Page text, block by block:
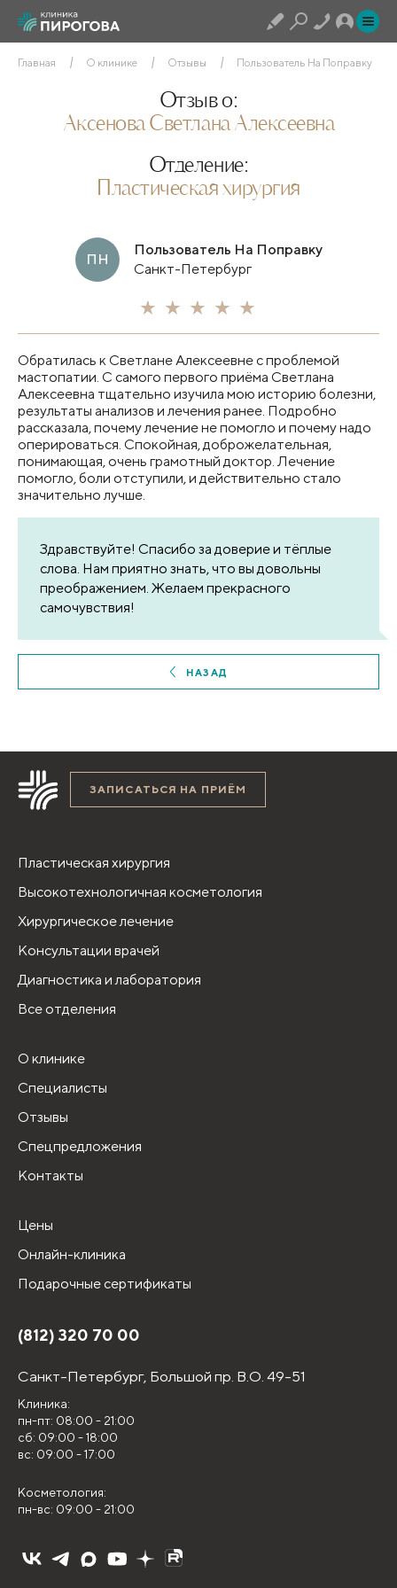
Главная О клинике Отзывы Пользователь На Поправку
Отзыв о:
Аксенова Светлана Алексеевна
Отделение:
Пластическая хирургия
ПН
Пользователь На Поправку
Санкт-Петербург
Обратилась к Светлане Алексеевне с проблемой
мастопатии. С самого первого приёма Светлана
Алексеевна тщательно изучила мою историю болезни,
результаты анализов и лечения ранее. Подробно
рассказала, почему лечение не помогло и почему надо
оперироваться. Спокойная, доброжелательная,
понимающая, очень грамотный доктор. Лечение
помогло, боли отступили, и действительно стало
значительно лучше.
Здравствуйте! Спасибо за доверие и тёплые
слова. Нам приятно знать, что вы довольны
преображением. Желаем прекрасного
самочувствия!
НАЗАД
ЗАПИСАТЬСЯ НА ПРИЁМ
Пластическая хирургия
Высокотехнологичная косметология
Хирургическое лечение
Консультации врачей
Диагностика и лаборатория
Все отделения
О клинике
Специалисты
Отзывы
Спецпредложения
Контакты
Цены
Онлайн-клиника
Подарочные сертификаты
(812) 320 70 00
Санкт-Петербург, Большой пр. В.О. 49-51
Клиника:
пн-пт: 08:00 - 21:00
сб: 09:00 - 18:00
вс: 09:00 - 17:00
Косметология:
пн-вс: 09:00 - 21:00